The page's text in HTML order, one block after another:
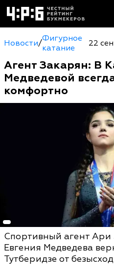
Новости/Фигурное
катание
22
Агент Закарян: В
Медведевой
комфортно
Спортивный агент Ари
Евгения Медведева
Тутберидзе от